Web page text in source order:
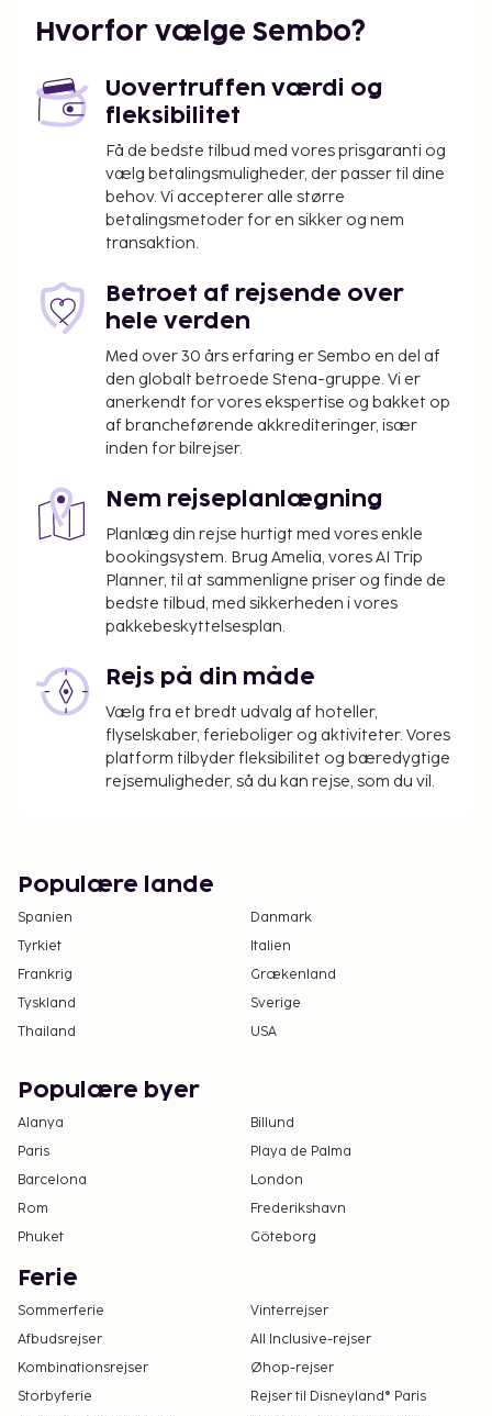
på stedet. Slap af på den private strand, eller drag
fordel af andre rekreative faciliteter, såsom en
inkluderer gratis trådløs internetadgang og hjælp
med udflugter/billetter. Gæsterne kan nemt
komme til stranden ved at gøre brug af den gratis
strandtransport. Som gæst på Candolim Sands har
du mulighed for at nyde et måltid på restauranten.
Har du brug for en pause? Få en drink ved en af
stedets 10 strandbarer. Morgenmadsbuffet tilbydes
mod gebyr dagligt fra kl. 08.30 til kl. 10.30.
Gebyr for morgenmadsbuffet: 350 INR for
voksne og 300 INR for børn (cirkapriser)
Ovenstående liste er muligvis ikke fuldstændig.
Gebyrer og depositummer inkluderer muligvis ikke
skat og kan ændres uden varsel.
Hvorfor vælge Sembo?
Uovertruffen værdi og
fleksibilitet
Få de bedste tilbud med vores prisgaranti og
vælg betalingsmuligheder, der passer til dine
behov. Vi accepterer alle større
betalingsmetoder for en sikker og nem
transaktion.
Betroet af rejsende over
hele verden
Med over 30 års erfaring er Sembo en del af
den globalt betroede Stena-gruppe. Vi er
anerkendt for vores ekspertise og bakket op
af brancheførende akkrediteringer, især
inden for bilrejser.
Nem rejseplanlægning
Planlæg din rejse hurtigt med vores enkle
bookingsystem. Brug Amelia, vores AI Trip
Planner, til at sammenligne priser og finde de
bedste tilbud, med sikkerheden i vores
pakkebeskyttelsesplan.
Rejs på din måde
Vælg fra et bredt udvalg af hoteller,
flyselskaber, ferieboliger og aktiviteter. Vores
platform tilbyder fleksibilitet og bæredygtige
rejsemuligheder, så du kan rejse, som du vil.
Populære lande
Spanien
Danmark
Tyrkiet
Italien
Frankrig
Grækenland
Tyskland
Sverige
Thailand
USA
Populære byer
Alanya
Billund
Paris
Playa de Palma
Barcelona
London
Rom
Frederikshavn
Phuket
Göteborg
Ferie
Sommerferie
Vinterrejser
Afbudsrejser
All Inclusive-rejser
Kombinationsrejser
Øhop-rejser
Storbyferie
Rejser til Disneyland® Paris